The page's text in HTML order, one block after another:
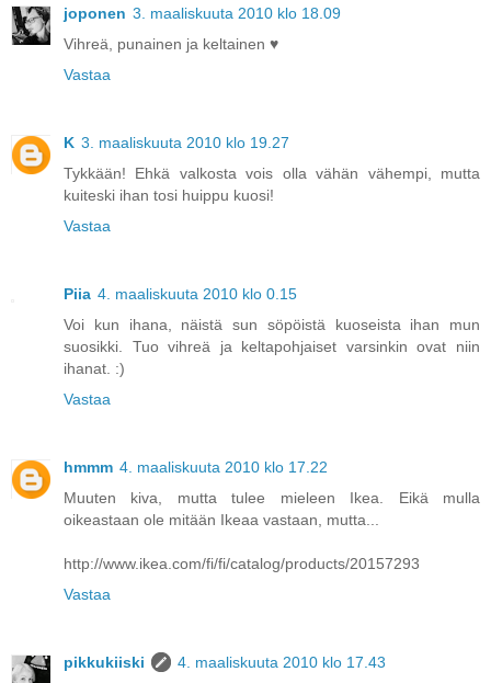
joponen 3. maaliskuuta 2010 klo 18.09
Vihreä, punainen ja keltainen ♥
Vastaa
K 3. maaliskuuta 2010 klo 19.27
Tykkään! Ehkä valkosta vois olla vähän vähempi, mutta
kuiteski ihan tosi huippu kuosi!
Vastaa
Piia 4. maaliskuuta 2010 klo 0.15
Voi kun ihana, näistä sun söpöistä kuoseista ihan mun
suosikki. Tuo vihreä ja keltapohjaiset varsinkin ovat niin
ihanat. :)
Vastaa
hmmm 4. maaliskuuta 2010 klo 17.22
Muuten kiva, mutta tulee mieleen Ikea. Eikä mulla
oikeastaan ole mitään Ikeaa vastaan, mutta...
http://www.ikea.com/fi/fi/catalog/products/20157293
Vastaa
pikkukiiski
4. maaliskuuta 2010 klo 17.43